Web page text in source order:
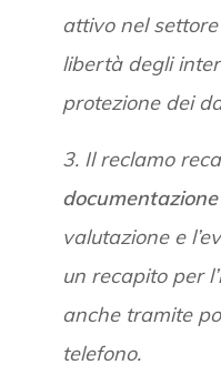
attivo nel
libertà degli
protezione dei
3. Il reclamo
valutazione e
un recapito per
anche tramite
telefono.